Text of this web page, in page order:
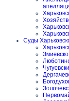
Суды